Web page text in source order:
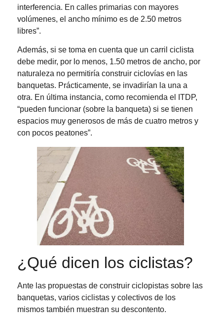
interferencia. En calles primarias con mayores
volúmenes, el ancho mínimo es de 2.50 metros
libres”.
Además, si se toma en cuenta que un carril ciclista
debe medir, por lo menos, 1.50 metros de ancho, por
naturaleza no permitiría construir ciclovías en las
banquetas. Prácticamente, se invadirían la una a
otra. En última instancia, como recomienda el ITDP,
“pueden funcionar (sobre la banqueta) si se tienen
espacios muy generosos de más de cuatro metros y
con pocos peatones”.
¿Qué dicen los ciclistas?
Ante las propuestas de construir ciclopistas sobre las
banquetas, varios ciclistas y colectivos de los
mismos también muestran su descontento.